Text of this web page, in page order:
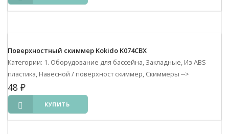
Поверхностный скиммер Kokido K074CBX
Категории: 1. Оборудование для бассейна, Закладные, Из ABS
пластика, Навесной / поверхност скиммер, Скиммеры -->
48 ₽
КУПИТЬ